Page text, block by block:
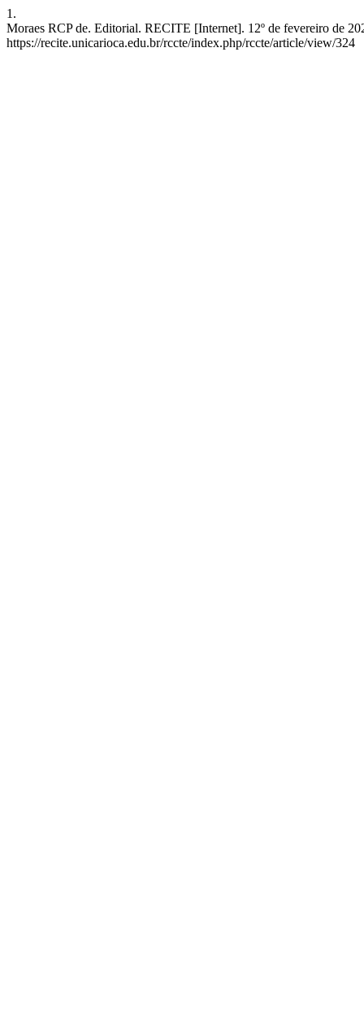
1.
Moraes RCP de. Editorial. RECITE [Internet]. 12º de fevereiro de
https://recite.unicarioca.edu.br/rccte/index.php/rccte/article/view/324